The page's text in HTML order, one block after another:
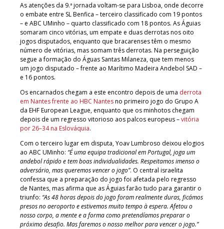
As atenções da 9.ª jornada voltam-se para Lisboa, onde decorre
o embate entre SL Benfica – terceiro classificado com 19 pontos
– e ABC UMinho – quarto classificado com 18 pontos. As Águias
somaram cinco vitórias, um empate e duas derrotas nos oito
jogos disputados, enquanto que bracarenses têm o mesmo
número de vitórias, mas somam três derrotas. Na perseguição
segue a formação do Águas Santas Milaneza, que tem menos
um jogo disputado – frente ao Marítimo Madeira Andebol SAD –
e 16 pontos.
Os encarnados chegam a este encontro depois de uma derrota
em Nantes frente ao HBC Nantesno primeiro jogo do Grupo A
da EHF European League, enquanto que os minhotos chegam
depois de um regresso vitorioso aos palcos europeus –vitória
por26–34na Eslováquia.
Com o terceiro lugar em disputa, Yoav Lumbroso deixou elogios
ao ABC UMinho: “É uma equipa tradicional em Portugal, joga um
andebol rápido e tem boas individualidades. Respeitamos imenso o
adversário, mas queremos vencer o jogo”. O central israelita
confessa que a preparação do jogo foi afetada pelo regresso
de Nantes, mas afirma que as Águias farão tudo para garantir o
triunfo: “As 48 horas depois do jogo foram realmente duras, ficámos
presos no aeroporto e estivemos muito tempo à espera. Afetou o
nosso corpo, a mente e a forma como pretendíamos preparar o
próximo desafio. Mas faremos o nosso melhor para vencer o jogo.”